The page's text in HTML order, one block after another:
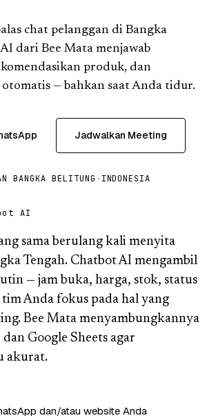
chat pelanggan di Bangka
dari Bee Mata menjawab
produk, dan
— bahkan saat Anda tidur.
Jadwalkan Meeting
BANGKA BELITUNG · INDONESIA
AI
sama berulang kali menyita
Tengah. Chatbot AI mengambil
— jam buka, harga, stok, status
Anda fokus pada hal yang
Bee Mata menyambungkannya
Google Sheets agar
akurat.
dan/atau website Anda